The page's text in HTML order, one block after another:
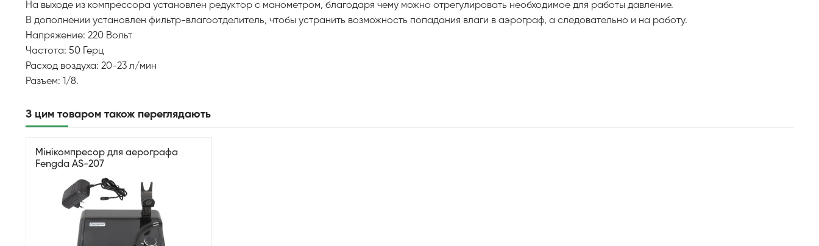
На выходе из компрессора установлен редуктор с манометром, благодаря чему можно отрегулировать необходимое для работы давление.
В дополнении установлен фильтр-влагоотделитель, чтобы устранить возможность попадания влаги в аэрограф, а следовательно и на работу.
Напряжение: 220 Вольт
Частота: 50 Герц
Расход воздуха: 20-23 л/мин
Разъем: 1/8.
З цим товаром також переглядають
Мінікомпресор для аерографа
Fengda AS-207